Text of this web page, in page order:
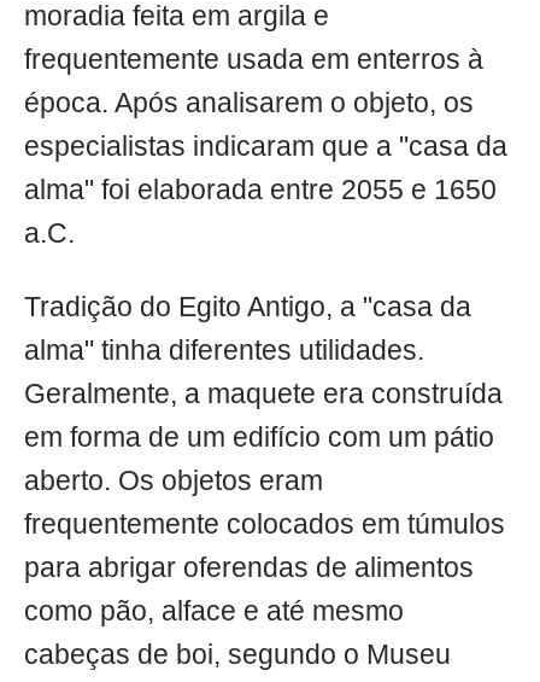
moradia feita em argila e
frequentemente usada em enterros à
época. Após analisarem o objeto, os
especialistas indicaram que a "casa da
alma" foi elaborada entre 2055 e 1650
a.C.
Tradição do Egito Antigo, a "casa da
alma" tinha diferentes utilidades.
Geralmente, a maquete era construída
em forma de um edifício com um pátio
aberto. Os objetos eram
frequentemente colocados em túmulos
para abrigar oferendas de alimentos
como pão, alface e até mesmo
cabeças de boi, segundo o Museu